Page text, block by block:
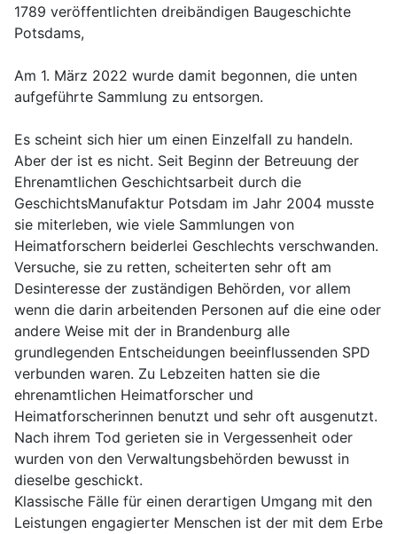
1789 veröffentlichten dreibändigen Baugeschichte
Potsdams,
Am 1. März 2022 wurde damit begonnen, die unten
aufgeführte Sammlung zu entsorgen.
Es scheint sich hier um einen Einzelfall zu handeln.
Aber der ist es nicht. Seit Beginn der Betreuung der
Ehrenamtlichen Geschichtsarbeit durch die
GeschichtsManufaktur Potsdam im Jahr 2004 musste
sie miterleben, wie viele Sammlungen von
Heimatforschern beiderlei Geschlechts verschwanden.
Versuche, sie zu retten, scheiterten sehr oft am
Desinteresse der zuständigen Behörden, vor allem
wenn die darin arbeitenden Personen auf die eine oder
andere Weise mit der in Brandenburg alle
grundlegenden Entscheidungen beeinflussenden SPD
verbunden waren. Zu Lebzeiten hatten sie die
ehrenamtlichen Heimatforscher und
Heimatforscherinnen benutzt und sehr oft ausgenutzt.
Nach ihrem Tod gerieten sie in Vergessenheit oder
wurden von den Verwaltungsbehörden bewusst in
dieselbe geschickt.
Klassische Fälle für einen derartigen Umgang mit den
Leistungen engagierter Menschen ist der mit dem Erbe